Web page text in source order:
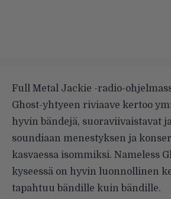
Full Metal Jackie -radio-
Ghost-yhtyeen riviaave kertoo
hyvin bändejä, suoraviivaistavat
soundiaan menestyksen ja
kasvaessa isommiksi. Nameless
kyseessä on hyvin luonnollinen
tapahtuu bändille kuin bändille.